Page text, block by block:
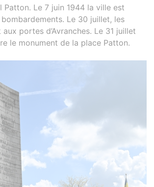
Patton. Le 7 juin 1944 la ville est
Le 30 juillet, les
portes d’Avranches. Le 31 juillet
le monument de la place Patton.